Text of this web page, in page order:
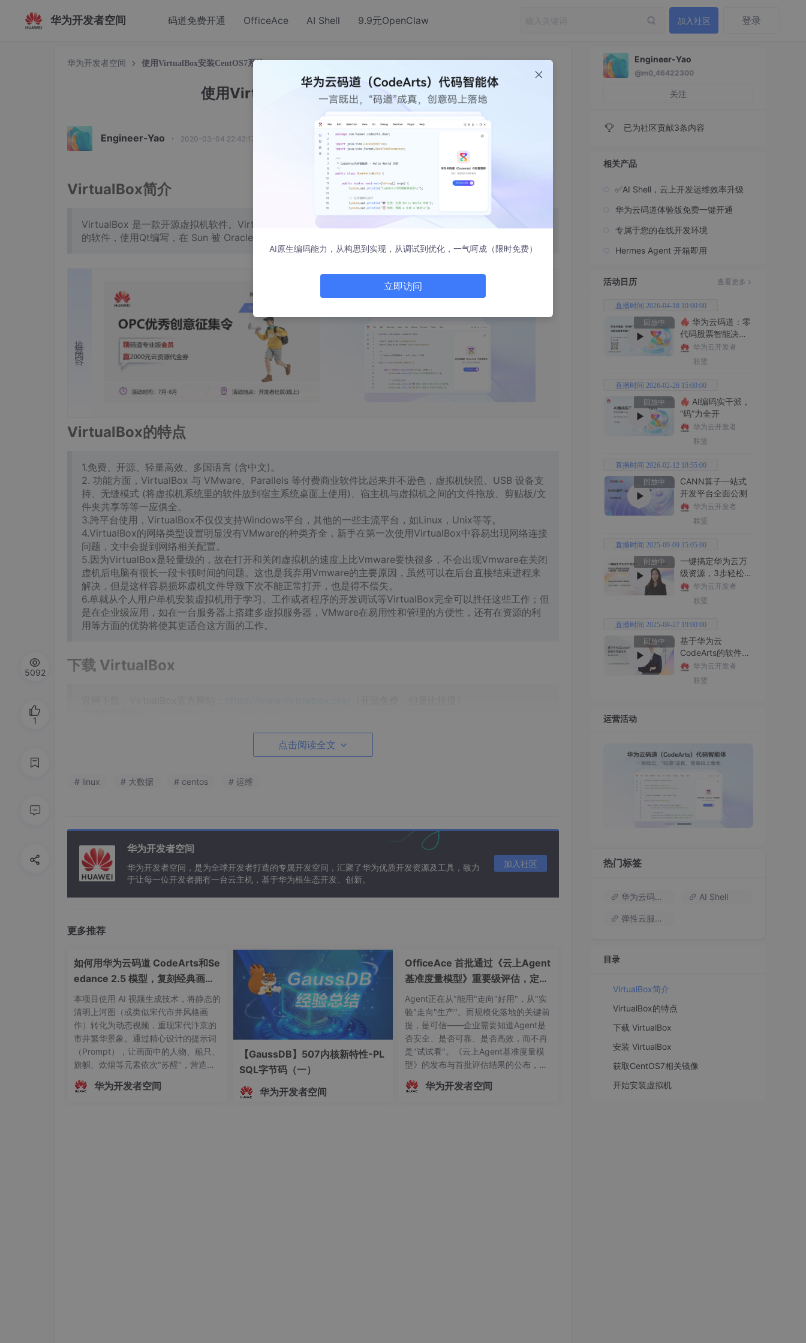
华为开发者空间 码道免费开通 OfficeAce AI Shell 9.9元OpenClaw 加入社区 登录
华为开发者空间 使用VirtualBox安装CentOS7系统
使用VirtualBox安装CentOS7系统
Engineer-Yao · 2020-03-04 22:42:17 发布
VirtualBox简介
VirtualBox 是一款开源虚拟机软件。VirtualBox 是由德国 Innotek 公司开发，由Sun Microsystems公司出品
的软件，使用Qt编写，在 Sun 被 Oracle 收购后正式更名成 Oracle VM VirtualBox。
推荐内容
VirtualBox的特点
1.免费、开源、轻量高效、多国语言 (含中文)。
2. 功能方面，VirtualBox 与 VMware、Parallels 等付费商业软件比起来并不逊色，虚拟机快照、USB 设备支
持、无缝模式 (将虚拟机系统里的软件放到宿主系统桌面上使用)、宿主机与虚拟机之间的文件拖放、剪贴板/文
件夹共享等等一应俱全。
3.跨平台使用，VirtualBox不仅仅支持Windows平台，其他的一些主流平台，如Linux，Unix等等。
4.VirtualBox的网络类型设置明显没有VMware的种类齐全，新手在第一次使用VirtualBox中容易出现网络连接
问题，文中会提到网络相关配置。
5.因为VirtualBox是轻量级的，故在打开和关闭虚拟机的速度上比Vmware要快很多，不会出现Vmware在关闭
虚机后电脑有很长一段卡顿时间的问题。这也是我弃用Vmware的主要原因，虽然可以在后台直接结束进程来
解决，但是这样容易损坏虚机文件导致下次不能正常打开，也是得不偿失。
6.单就从个人用户单机安装虚拟机用于学习、工作或者程序的开发调试等VirtualBox完全可以胜任这些工作；但
是在企业级应用，如在一台服务器上搭建多虚拟服务器，VMware在易用性和管理的方便性，还有在资源的利
用等方面的优势将使其更适合这方面的工作。
下载 VirtualBox
安装过程，参考百度经验：《在windows10上安装VM VirtualBox 6》
获取CentOS7相关镜像
下载地址：https://www.centos.org/download/ ，可根据需求下载自己需要的镜像。
进入后有三个版本可以选择：
部分需要自己去装）
开始安装虚拟机
打开 VirtualBox，选择"新建"
点击阅读全文
# linux # 大数据 # centos # 运维
华为开发者空间
华为开发者空间，是为全球开发者打造的专属开发空间，汇聚了华为优质开发资源及工具，致力
于让每一位开发者拥有一台云主机，基于华为根生态开发、创新。
加入社区
更多推荐
如何用华为云码道 CodeArts和Se
edance 2.5 模型，复刻经典画作
名场面
本项目使用 AI 视频生成技术，将静态的
清明上河图（或类似宋代市井风格画
作）转化为动态视频，重现宋代汴京的
市井繁华景象。通过精心设计的提示词
（Prompt），让画面中的人物、船只、
旗帜、炊烟等元素依次"苏醒"，营造穿
越时空回到宋代的沉浸式体验。古画图
片 ──→ CodeArts 辅助编写脚本 ──→
华为开发者空间
【GaussDB】507内核新特性-PL
SQL字节码（一）
华为开发者空间
OfficeAce 首批通过《云上Agent
基准度量模型》重要级评估，定义
智能体可信新标杆
Agent正在从"能用"走向"好用"，从"实
验"走向"生产"。而规模化落地的关键前
提，是可信——企业需要知道Agent是
否安全、是否可靠、是否高效，而不再
是"试试看"。《云上Agent基准度量模
型》的发布与首批评估结果的公布，标
志着中国Agent产业正式迈入"有标可
依、有尺可量"的新阶段。OfficeAce 首
华为开发者空间
5092
1
Engineer-Yao
@m0_46422300
关注
已为社区贡献3条内容
相关产品
✅AI Shell，云上开发运维效率升级
华为云码道体验版免费一键开通
专属于您的在线开发环境
Hermes Agent 开箱即用
活动日历 查看更多
直播时间 2026-04-18 10:00:00
回放中
代码股票智能决策
平台全功能实战
华为云开发者
联盟
直播时间 2026-02-26 15:00:00
回放中
“码”力全开
华为云开发者
联盟
直播时间 2026-02-12 18:55:00
回放中
CANN算子一站式
开发平台全面公测
华为云开发者
联盟
直播时间 2025-09-09 15:05:00
回放中
一键搞定华为云万
级资源，3步轻松管
理企业成本
华为云开发者
联盟
直播时间 2025-08-27 19:00:00
回放中
基于华为云
CodeArts的软件开
发技术华为云开发者
联盟
运营活动
热门标签
华为云码道（Codearts） AI Shell
弹性云服务器
目录
VirtualBox简介
VirtualBox的特点
下载 VirtualBox
安装 VirtualBox
获取CentOS7相关镜像
开始安装虚拟机
AI原生编码能力，从构思到实现，从调试到优化，一气呵成（限时免费）
立即访问